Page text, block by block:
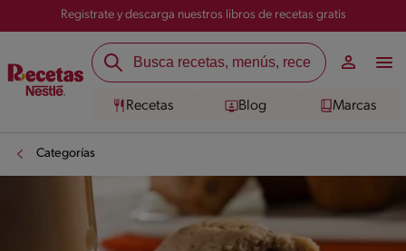
Registrate y descarga nuestros libros de recetas gratis
Recetas Blog Marcas
Categorías